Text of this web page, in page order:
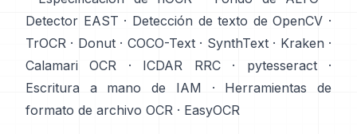
Detector EAST · Detección de texto de OpenCV ·
TrOCR · Donut· COCO-Text· SynthText· Kraken·
Calamari OCR · ICDAR RRC· pytesseract·
Escritura a mano de IAM · Herramientas de
formato de archivo OCR · EasyOCR